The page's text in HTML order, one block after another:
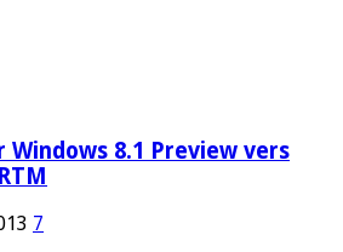
8.1 Preview vers
7